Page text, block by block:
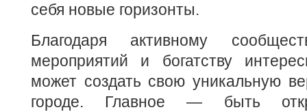
себя новые горизонты.
Благодаря активному
мероприятий и богатству
может создать свою уникальную
городе. Главное — быть